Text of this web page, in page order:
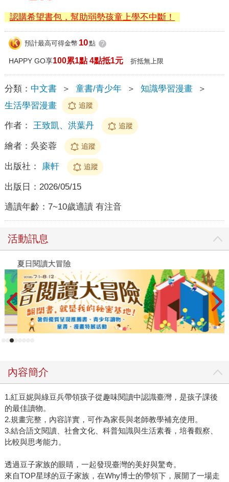
認購希望書包，幫助弱勢孩童上學不中斷！
預計最高可得金幣 10點 ?
HAPPY GO享100累1點 4點抵1元 折抵無上限
分類： 中文書 ＞ 童書/青少年 ＞ 知識學習漫畫
＞
生活學習漫畫
追蹤
作者： 王致凱、洪葉丹 追蹤
繪者： 吳姿蓉 追蹤
出版社： 康軒 追蹤
出版日： 2026/05/15
適讀年齡： 7~10歲適讀 有注音
活動訊息
夏日閱讀大冒險
內容簡介
1.紅豆妮與綠豆兵帶領孩子從趣味閱讀中認識臺灣，是孩子課後
的最佳讀物。
2.規畫完整，內容詳實，可作為家長與老師教學補充使用。
3.結合語文閱讀、社會文化、科普知識與生活素養，培養觀察、
比較與思考能力。
透過豆子家族的眼睛，一起發現臺灣的美好與驚奇。
來自TOP星球的豆子家族，在Why博士的帶領下，展開了一場走